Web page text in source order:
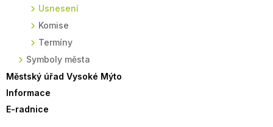
Usnesení
Komise
Termíny
Symboly města
Městský úřad Vysoké Mýto
Informace
E-radnice